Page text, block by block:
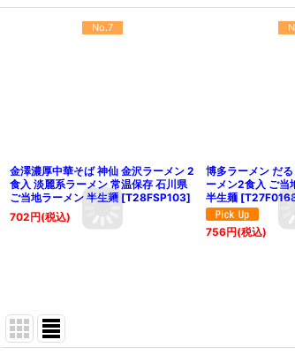
No.7
金澤濃厚中華そば 神仙 金沢ラーメン 2
食入 淡麗系ラーメン 常温保存 石川県
ご当地ラーメン 半生麺 [T28FSP103]
702円(税込)
博多ラーメン だ
ーメン2食入 ご当
半生麺 [
756円(税込)